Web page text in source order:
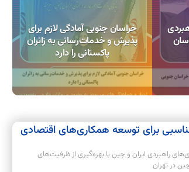
خراسان جنوبی آمادگی لازم برای
پذیرش و خدمات‌رسانی به زائران
پاکستانی را دارد
برای توسعه همکاری‌های اقتصادی
راهبردی ایران و چین با بهره‌گیری از ظرفیت‌های
در تهران